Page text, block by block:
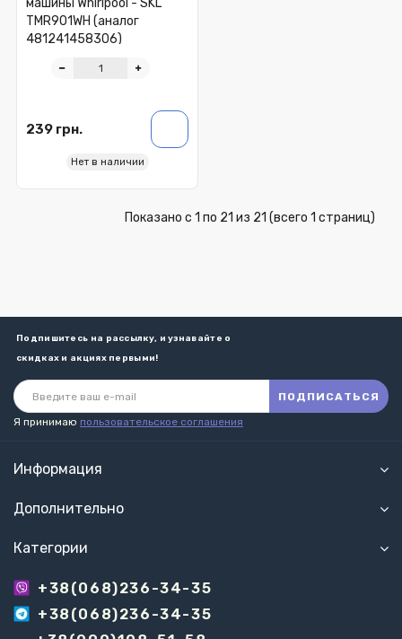
машины Whirlpool - SKL
TMR901WH (аналог
481241458306)
239 грн.
Нет в наличии
Показано с 1 по 21 из 21 (всего 1 страниц)
Подпишитесь на рассылку, и узнавайте о
скидках и акциях первыми!
ПОДПИСАТЬСЯ
Я принимаю пользовательское соглашения
Информация
Дополнительно
Категории
+38(068)236-34-35
+38(068)236-34-35